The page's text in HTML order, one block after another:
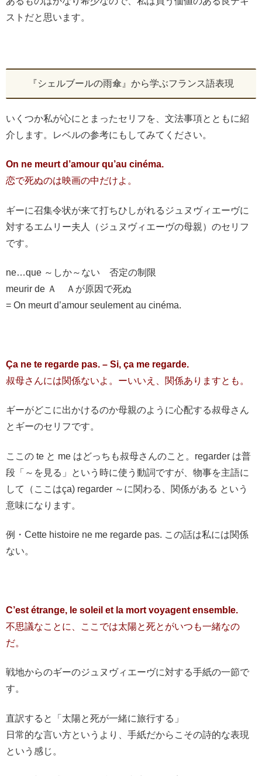
ストだと思います。
『シェルブールの雨傘』から学ぶフランス語表現
いくつか私が心にとまったセリフを、文法事項とともに紹
介します。レベルの参考にもしてみてください。
On ne meurt d’amour qu’au cinéma.
恋で死ぬのは映画の中だけよ。
ギーに召集令状が来て打ちひしがれるジュヌヴィエーヴに
対するエムリー夫人（ジュヌヴィエーヴの母親）のセリフ
です。
ne…que ～しか～ない 否定の制限
meurir de Ａ Ａが原因で死ぬ
= On meurt d’amour seulement au cinéma.
Ça ne te regarde pas. – Si, ça me regarde.
叔母さんには関係ないよ。ーいいえ、関係ありますとも。
ギーがどこに出かけるのか母親のように心配する叔母さん
とギーのセリフです。
ここの te と me はどっちも叔母さんのこと。regarder は普
段「～を見る」という時に使う動詞ですが、物事を主語に
して（ここはça) regarder ～に関わる、関係がある という
意味になります。
例・Cette histoire ne me regarde pas. この話は私には関係
ない。
C’est étrange, le soleil et la mort voyagent ensemble.
不思議なことに、ここでは太陽と死とがいつも一緒なの
だ。
戦地からのギーのジュヌヴィエーヴに対する手紙の一節で
す。
直訳すると「太陽と死が一緒に旅行する」
日常的な言い方というより、手紙だからこその詩的な表現
という感じ。